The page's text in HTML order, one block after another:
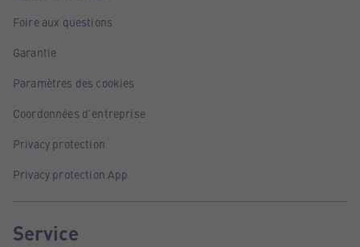
Foire aux questions
Garantie
Paramètres des cookies
Coordonnées d'entreprise
Privacy protection
Privacy protection App
Service